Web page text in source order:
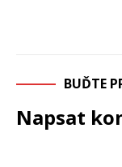
BUĎTE
Napsat